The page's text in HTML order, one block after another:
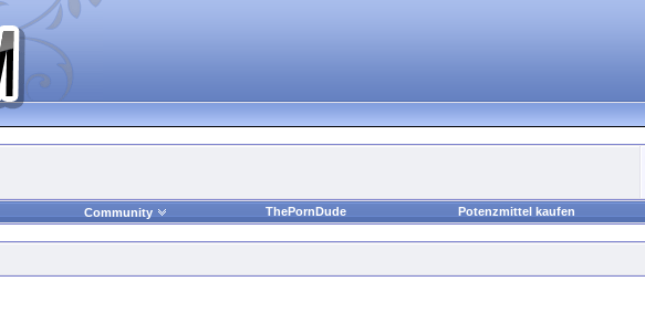
Community ThePornDude Potenzmittel kaufen